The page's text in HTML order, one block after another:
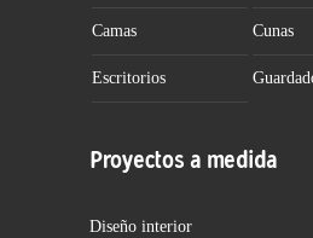
Camas Cunas
Escritorios
Proyectos a medida
Diseño interior